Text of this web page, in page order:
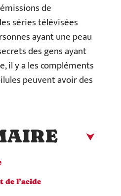
de
séries télévisées
ayant une peau
des gens ayant
il y a les compléments
peuvent avoir des
de l’acide